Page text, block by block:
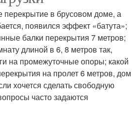
перекрытие в брусовом доме, а
появился эффект «батута»;
балки перекрытия 7 метров;
длиной в 6, 8 метров так,
на промежуточные опоры; какой
на пролет 6 метров, дом
хочется сделать свободную
часто задаются